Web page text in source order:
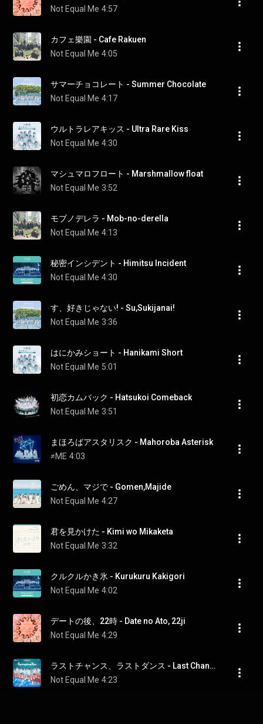
Not Equal Me 4:57
カフェ樂園 - Cafe Rakuen
Not Equal Me 4:05
サマーチョコレート - Summer Chocolate
Not Equal Me 4:17
ウルトラレアキッス - Ultra Rare Kiss
Not Equal Me 4:30
マシュマロフロート - Marshmallow float
Not Equal Me 3:52
モブノデレラ - Mob-no-derella
Not Equal Me 4:13
秘密インシデント - Himitsu Incident
Not Equal Me 4:30
す、好きじゃない! - Su,Sukijanai!
Not Equal Me 3:36
はにかみショート - Hanikami Short
Not Equal Me 5:01
初恋カムバック - Hatsukoi Comeback
Not Equal Me 3:51
まほろばアスタリスク - Mahoroba Asterisk
≠ME 4:03
ごめん、マジで - Gomen,Majide
Not Equal Me 4:27
君を見かけた - Kimi wo Mikaketa
Not Equal Me 3:32
クルクルかき氷 - Kurukuru Kakigori
Not Equal Me 4:02
デートの後、22時 - Date no Ato, 22ji
Not Equal Me 4:29
ラストチャンス、ラストダンス - Last Chance,Last Dance
Not Equal Me 4:23